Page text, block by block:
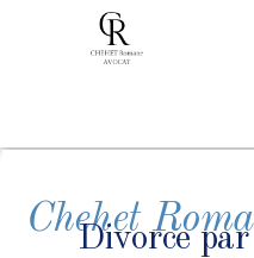
Chehet
Divorce